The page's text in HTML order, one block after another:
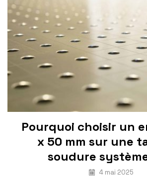
Pourquoi choisir un
x 50 mm sur une
soudure
4 mai 2025